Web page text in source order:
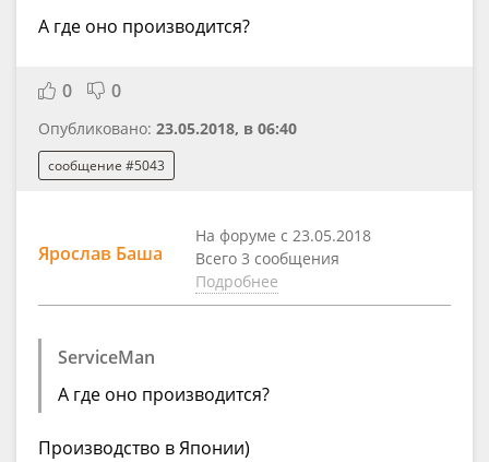
А где оно производится?
0 0
Опубликовано: 23.05.2018, в 06:40
сообщение #5043
Ярослав Баша
На форуме с 23.05.2018
Всего 3 сообщения
Подробнее
ServiceMan
А где оно производится?
Производство в Японии)